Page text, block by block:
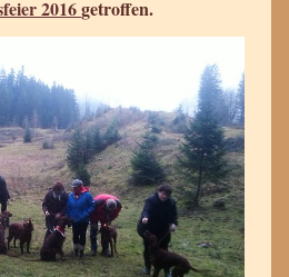
2016getroffen.